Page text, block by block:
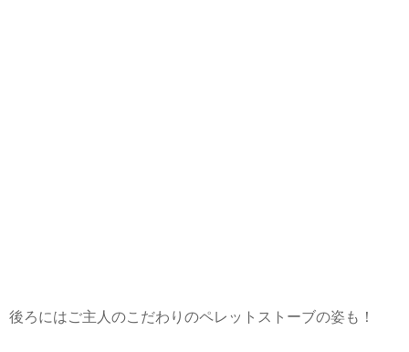
後ろにはご主人のこだわりのペレットストーブの姿も！